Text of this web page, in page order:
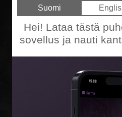
Suomi
Hei! Lataa tästä
sovellus ja nauti